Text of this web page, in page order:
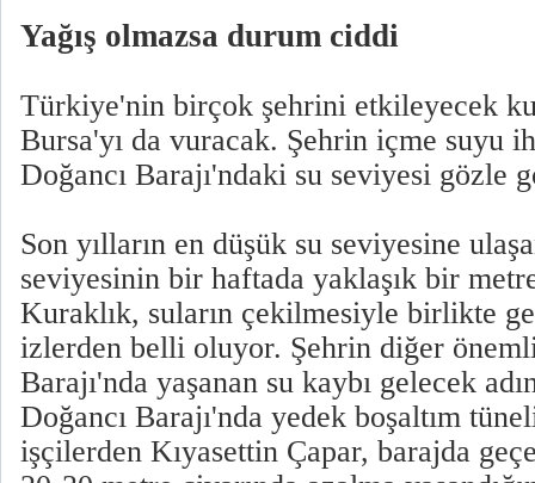
Yağış olmazsa durum ciddi
Türkiye'nin birçok şehrini etkileyecek
Bursa'yı da vuracak. Şehrin içme suyu
Doğancı Barajı'ndaki su seviyesi gözle
Son yılların en düşük su seviyesine
seviyesinin bir haftada yaklaşık bir
Kuraklık, suların çekilmesiyle birlikte
izlerden belli oluyor. Şehrin diğer
Barajı'nda yaşanan su kaybı gelecek
Doğancı Barajı'nda yedek boşaltım
işçilerden Kıyasettin Çapar, barajda